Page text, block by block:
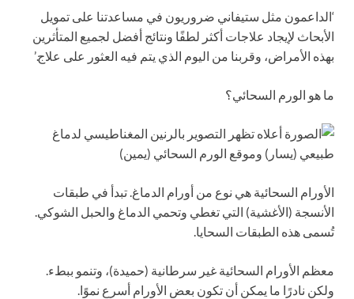
‘الداعمون مثل ستيفاني ضروريون في مساعدتنا على تمويل
الأبحاث لإيجاد علاجات أكثر لطفًا ونتائج أفضل لجميع المتأثرين
بهذه الأمراض، وقربنا من اليوم الذي يتم فيه العثور على علاج.’
ما هو الورم السحائي؟
الأورام السحائية هي نوع من أورام الدماغ. تبدأ في طبقات
الأنسجة (الأغشية) التي تغطي وتحمي الدماغ والحبل الشوكي.
تُسمى هذه الطبقات السحايا.
معظم الأورام السحائية غير سرطانية (حميدة)، وتنمو ببطء.
ولكن نادرًا ما يمكن أن تكون بعض الأورام أسرع نموًا.